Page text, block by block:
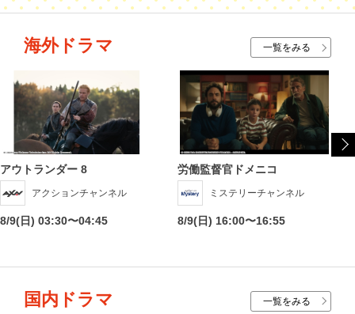
海外ドラマ 一覧をみる
アウトランダー 8
アクションチャンネル
8/9(日) 03:30〜04:45
労働監督官ドメニコ
ミステリーチャンネル
8/9(日) 16:00〜16:55
国内ドラマ 一覧をみる